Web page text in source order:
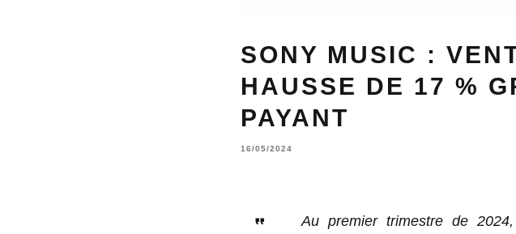
SONY MUSIC :
HAUSSE DE 17 %
PAYANT
16/05/2024
Au premier trimestre de